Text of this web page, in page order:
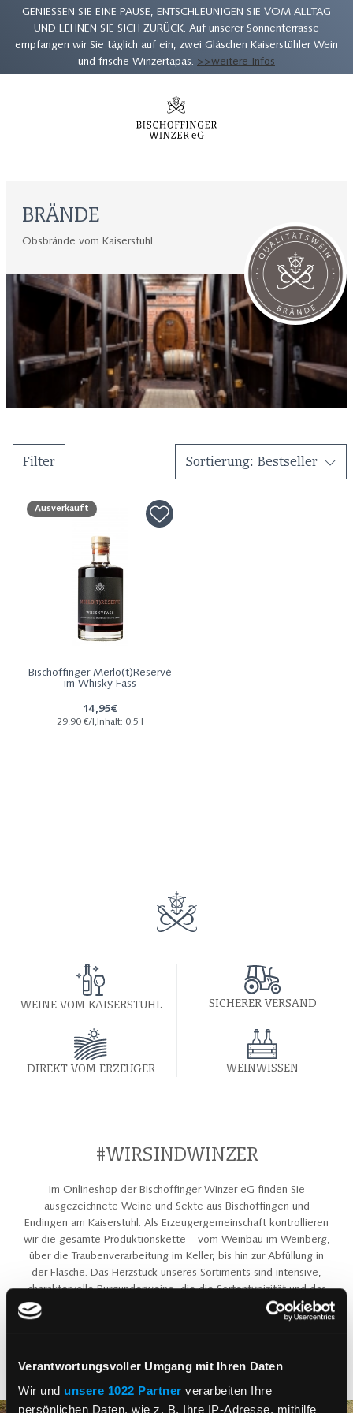
Verantwortungsvoller Umgang mit Ihren Daten
Wir und unsere 1022 Partner verarbeiten Ihre
persönlichen Daten, wie z. B. Ihre IP-Adresse, mithilfe
GENIESSEN SIE EINE PAUSE, ENTSCHLEUNIGEN SIE VOM ALLTAG
UND LEHNEN SIE SICH ZURÜCK. Auf unserer Sonnenterrasse
empfangen wir Sie täglich auf ein, zwei Gläschen Kaiserstühler Wein
und frische Winzertapas. >>weitere Infos
BRÄNDE
Obsbrände vom Kaiserstuhl
Filter Sortierung: Bestseller
Bischoffinger Merlo(t)Reservé
im Whisky Fass
Ausverkauft
14,95€
29,90 €/l,Inhalt: 0.5 l
WEINE VOM KAISERSTUHL SICHERER VERSAND
DIREKT VOM ERZEUGER WEINWISSEN
#WIRSINDWINZER
Im Onlineshop der Bischoffinger Winzer eG finden Sie
ausgezeichnete Weine und Sekte aus Bischoffingen und
Endingen am Kaiserstuhl. Als Erzeugergemeinschaft kontrollieren
wir die gesamte Produktionskette – vom Weinbau im Weinberg,
über die Traubenverarbeitung im Keller, bis hin zur Abfüllung in
der Flasche. Das Herzstück unseres Sortiments sind intensive,
charaktervolle Burgunderweine, die die Sortentypizität und das
Terroir des Kaiserstuhls widerspiegeln. Dabei verbinden wir
Tradition und Innovation, um die Besonderheiten der Region und
Authentizität und Regionalität. Unsere Winzerinnen und Winzer
arbeiten mit großer Erfahrung, handwerklichem Können und
nachhaltigen Methoden, sodass die Produkte sowohl